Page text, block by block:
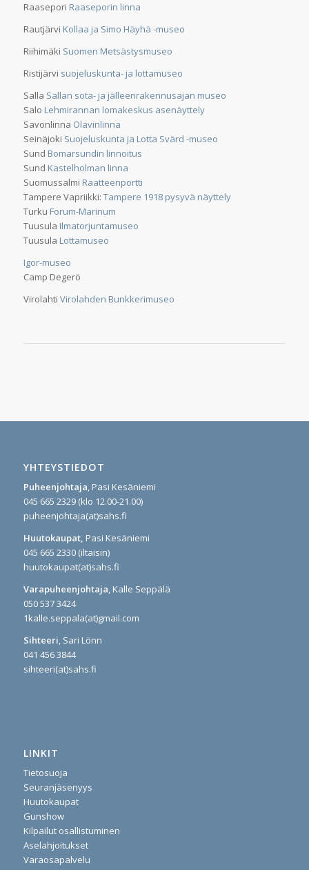
Raasepori Raaseporin linna
Rautjärvi Kollaa ja Simo Häyhä -museo
Riihimäki Suomen Metsästysmuseo
Ristijärvi suojeluskunta- ja lottamuseo
Salla Sallan sota- ja jälleenrakennusajan museo
Salo Lehmirannan lomakeskus asenäyttely
Savonlinna Olavinlinna
Seinäjoki Suojeluskunta ja Lotta Svärd -museo
Sund Bomarsundin linnoitus
Sund Kastelholman linna
Suomussalmi Raatteenportti
Tampere Vapriikki: Tampere 1918 pysyvä näyttely
Turku Forum-Marinum
Tuusula Ilmatorjuntamuseo
Tuusula Lottamuseo
Igor-museo
Camp Degerö
Virolahti Virolahden Bunkkerimuseo
YHTEYSTIEDOT
Puheenjohtaja , Pasi Kesäniemi
045 665 2329 (klo 12.00-21.00)
puheenjohtaja(at)sahs.fi
Huutokaupat, Pasi Kesäniemi
045 665 2330 (iltaisin)
huutokaupat(at)sahs.fi
Varapuheenjohtaja, Kalle Seppälä
050 537 3424
1kalle.seppala(at)gmail.com
Sihteeri, Sari Lönn
041 456 3844
sihteeri(at)sahs.fi
LINKIT
Tietosuoja
Seuranjäsenyys
Huutokaupat
Gunshow
Kilpailut osallistuminen
Aselahjoitukset
Varaosapalvelu